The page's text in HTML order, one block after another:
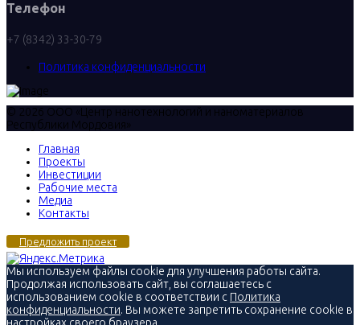
Телефон
+7 (8342) 33-30-79
Политика конфиденциальности
© 2026 ООО «Центр нанотехнологий и наноматериалов
Республики Мордовия»
Главная
Проекты
Инвестиции
Рабочие места
Медиа
Контакты
Предложить проект
Мы используем файлы cookie для улучшения работы сайта.
Продолжая использовать сайт, вы соглашаетесь с
использованием cookie в соответствии с Политика
конфиденциальности. Вы можете запретить сохранение cookie в